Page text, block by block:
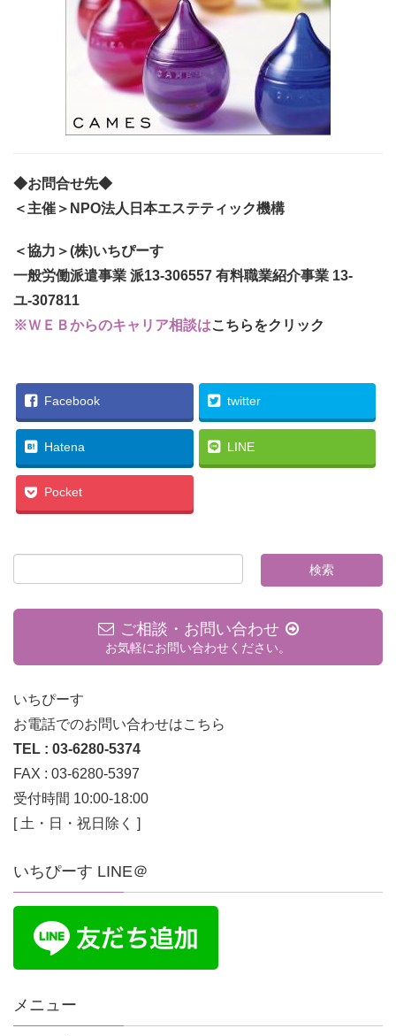
◆お問合せ先◆
＜主催＞NPO法人日本エステティック機構
＜協力＞(株)いちぴーす
一般労働派遣事業 派13-306557 有料職業紹介事業 13-
ユ-307811
※ＷＥＢからのキャリア相談はこちらをクリック
Facebook twitter
Hatena LINE
Pocket
ご相談・お問い合わせ
お気軽にお問い合わせください。
いちぴーす
お電話でのお問い合わせはこちら
TEL : 03-6280-5374
FAX : 03-6280-5397
受付時間 10:00-18:00
[ 土・日・祝日除く ]
いちぴーす LINE＠
メニュー